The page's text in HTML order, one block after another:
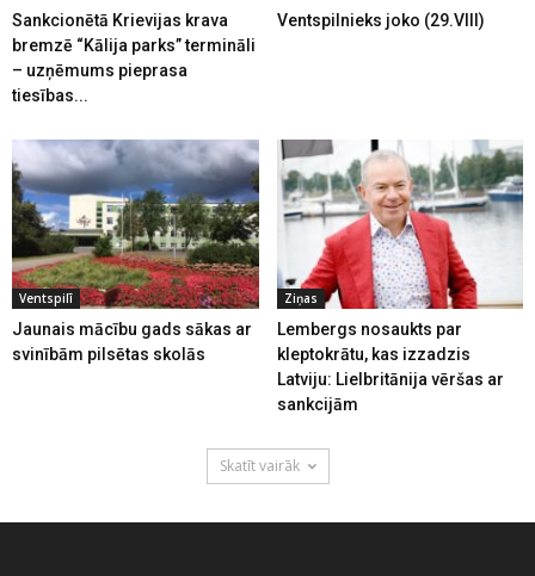
Sankcionētā Krievijas krava
bremzē “Kālija parks” termināli
– uzņēmums pieprasa
tiesības...
Ventspilnieks joko (29.VIII)
Ventspilī
Jaunais mācību gads sākas ar
svinībām pilsētas skolās
Ziņas
Lembergs nosaukts par
kleptokrātu, kas izzadzis
Latviju: Lielbritānija vēršas ar
sankcijām
Skatīt vairāk